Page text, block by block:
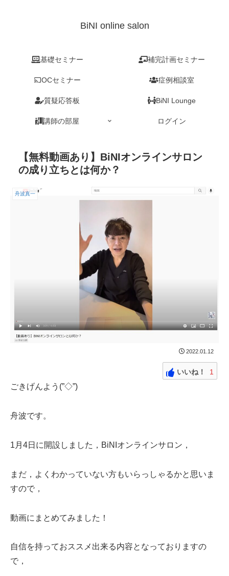
BiNI online salon
基礎セミナー 補完計画セミナー
OCセミナー 症例相談室
質疑応答板 BiNI Lounge
講師の部屋 ログイン
【無料動画あり】BiNIオンラインサロン
の成り立ちとは何か？
舟波真一
2022.01.12
いいね！ 1
ごきげんよう(”◇”)ゞ
舟波です。
1月4日に開設しました，BiNIオンラインサロン，
まだ，よくわかっていない方もいらっしゃるかと思いま
すので，
動画にまとめてみました！
自信を持っておススメ出来る内容となっておりますの
で，